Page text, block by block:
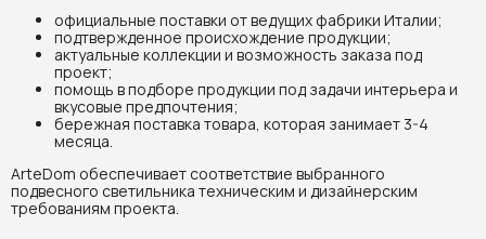
официальные поставки от ведущих фабрики Италии;
подтвержденное происхождение продукции;
актуальные коллекции и возможность заказа под
проект;
помощь в подборе продукции под задачи интерьера и
вкусовые предпочтения;
бережная поставка товара, которая занимает 3-4
месяца.
ArteDom обеспечивает соответствие выбранного
подвесного светильника техническим и дизайнерским
требованиям проекта.